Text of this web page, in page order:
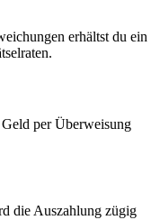
erhältst du ein
per Überweisung
die Auszahlung zügig